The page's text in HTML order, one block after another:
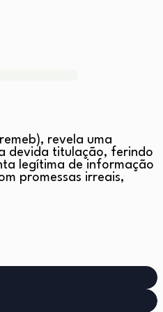
revela uma
devida titulação, ferindo
legítima de informação
promessas irreais,